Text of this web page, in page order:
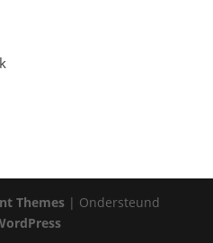
Themes| Ondersteund